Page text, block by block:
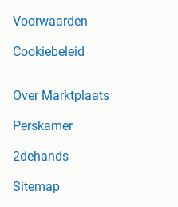
Voorwaarden
Cookiebeleid
Over Marktplaats
Perskamer
2dehands
Sitemap